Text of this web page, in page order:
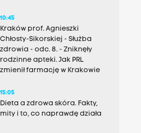
10:45
Kraków prof. Agnieszki
Chłosty-Sikorskiej - Służba
zdrowia - odc. 8. - Zniknęły
rodzinne apteki. Jak PRL
zmienił farmację w Krakowie
15:05
Dieta a zdrowa skóra. Fakty,
mity i to, co naprawdę działa